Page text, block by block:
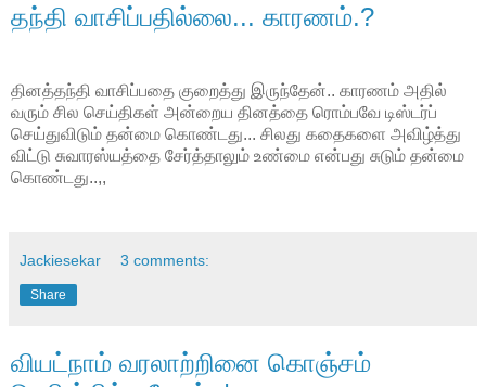
தந்தி வாசிப்பதில்லை... காரணம்.?
தினத்தந்தி வாசிப்பதை குறைத்து இருந்தேன்.. காரணம் அதில்
வரும் சில செய்திகள் அன்றைய தினத்தை ரொம்பவே டிஸ்டர்ப்
செய்துவிடும் தன்மை கொண்டது... சிலது கதைகளை அவிழ்த்து
விட்டு சுவாரஸ்யத்தை சேர்த்தாலும் உண்மை என்பது சுடும் தன்மை
கொண்டது..,,
Jackiesekar 3 comments:
Share
வியட்நாம் வரலாற்றினை கொஞ்சம்